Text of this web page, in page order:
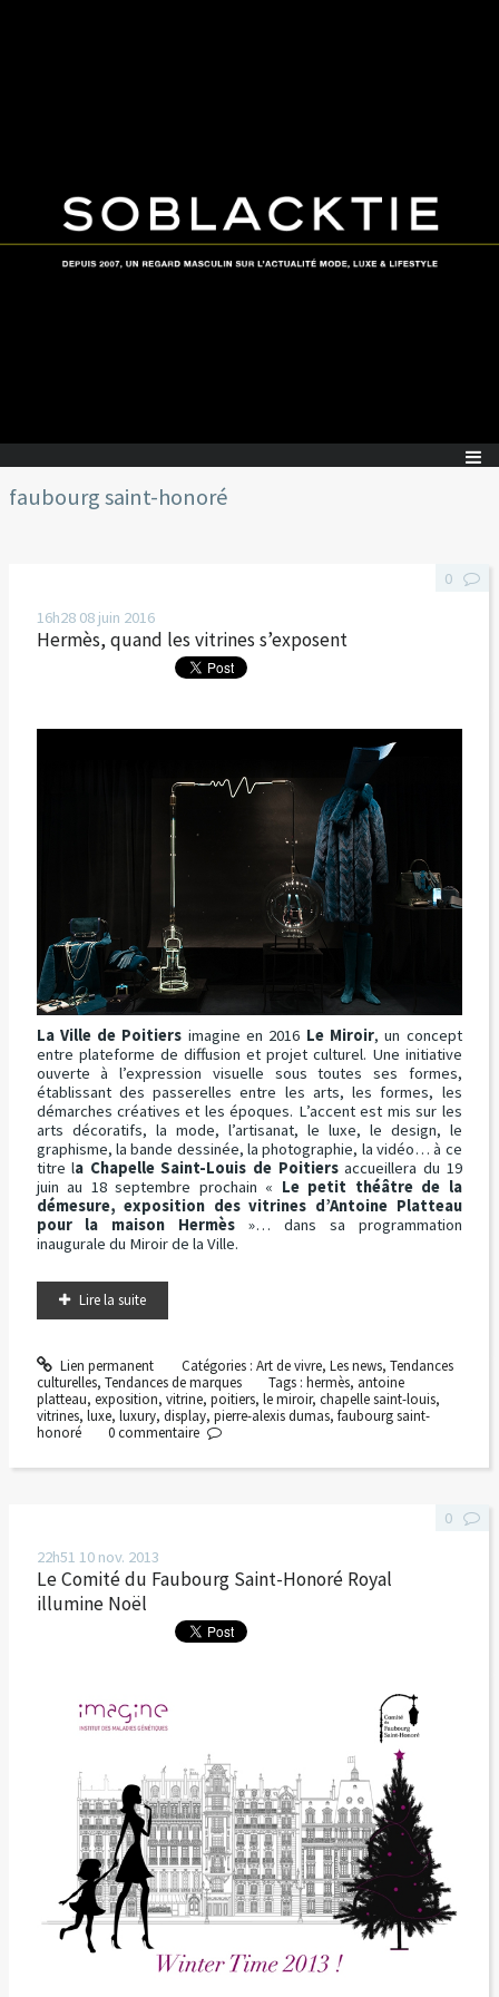
faubourg saint-honoré
16h28 08 juin 2016
Hermès, quand les vitrines s’exposent
La Ville de Poitiers imagine en 2016 Le Miroir, un concept
entre plateforme de diffusion et projet culturel. Une initiative
ouverte à l’expression visuelle sous toutes ses formes,
établissant des passerelles entre les arts, les formes, les
démarches créatives et les époques. L’accent est mis sur les
arts décoratifs, la mode, l’artisanat, le luxe, le design, le
graphisme, la bande dessinée, la photographie, la vidéo… à ce
titre la Chapelle Saint-Louis de Poitiersaccueillera du 19
juin au 18 septembre prochain « Le petit théâtre de la
démesure, exposition des vitrines d’Antoine Platteau
pour la maison Hermès »… dans sa programmation
inaugurale du Miroir de la Ville.
Lire la suite
Lien permanent Catégories : Art de vivre, Les news, Tendances
culturelles, Tendances de marques Tags :hermès, antoine
platteau, exposition, vitrine, poitiers, le miroir, chapelle saint-louis,
vitrines, luxe, luxury, display, pierre-alexis dumas, faubourg saint-
honoré
0
0commentaire
22h51 10 nov. 2013
Le Comité du Faubourg Saint-Honoré Royal
illumine Noël
0